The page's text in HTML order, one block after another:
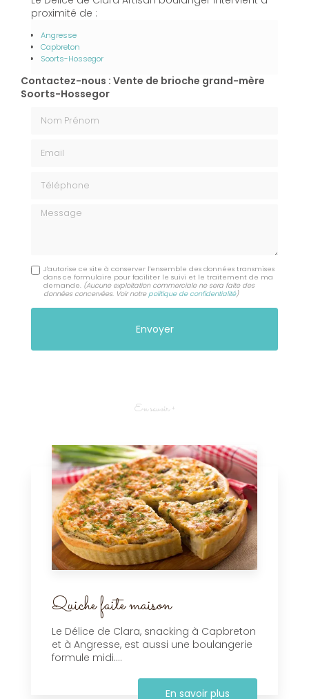
proximité de :
Angresse
Capbreton
Soorts-Hossegor
Contactez-nous : Vente de brioche grand-mère
Soorts-Hossegor
Message
J'autorise ce site à conserver l'ensemble des données transmises
dans ce formulaire pour faciliter le suivi et le traitement de ma
demande. (Aucune exploitation commerciale ne sera faite des
données concervées. Voir notre politique de confidentialité)
En savoir +
Quiche faite maison
Le Délice de Clara, snacking à Capbreton
et à Angresse, est aussi une boulangerie
formule midi....
En savoir plus